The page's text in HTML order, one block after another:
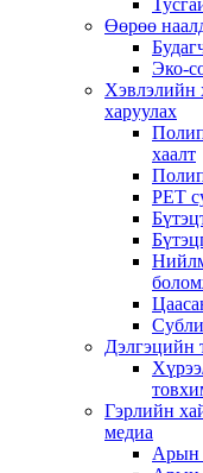
Өөрөө
Эко-
Хэвлэлийн
харуулах
хаалт
PET
Дэлгэцийн
Гэрлийн
медиа
Арын